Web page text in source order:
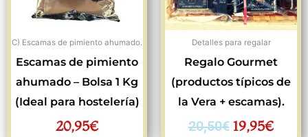
C) Escamas de pimiento ahumado.
Escamas de pimiento
ahumado – Bolsa 1 Kg
(Ideal para hostelería)
20,95€
Detalles para regalar
Regalo Gourmet
(productos típicos de
la Vera + escamas).
20,50€ 19,95€